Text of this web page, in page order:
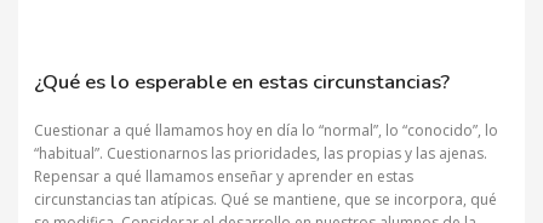
¿Qué es lo esperable en estas circunstancias?
Cuestionar a qué llamamos hoy en día lo “normal”, lo “conocido”, lo
“habitual”. Cuestionarnos las prioridades, las propias y las ajenas.
Repensar a qué llamamos enseñar y aprender en estas
circunstancias tan atípicas. Qué se mantiene, que se incorpora, qué